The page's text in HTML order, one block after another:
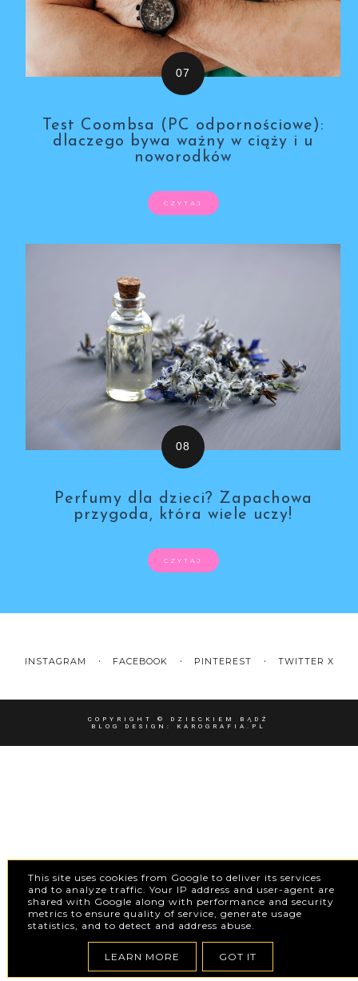
Test Coombsa (PC odpornościowe):
dlaczego bywa ważny w ciąży i u
noworodków
CZYTAJ
Perfumy dla dzieci? Zapachowa
przygoda, która wiele uczy!
CZYTAJ
INSTAGRAM FACEBOOK PINTEREST TWITTER X
COPYRIGHT © DZIECKIEM BĄDŹ
BLOG DESIGN: KAROGRAFIA.PL
This site uses cookies from Google to deliver its services
and to analyze traffic. Your IP address and user-agent are
shared with Google along with performance and security
metrics to ensure quality of service, generate usage
statistics, and to detect and address abuse.
LEARN MORE GOT IT